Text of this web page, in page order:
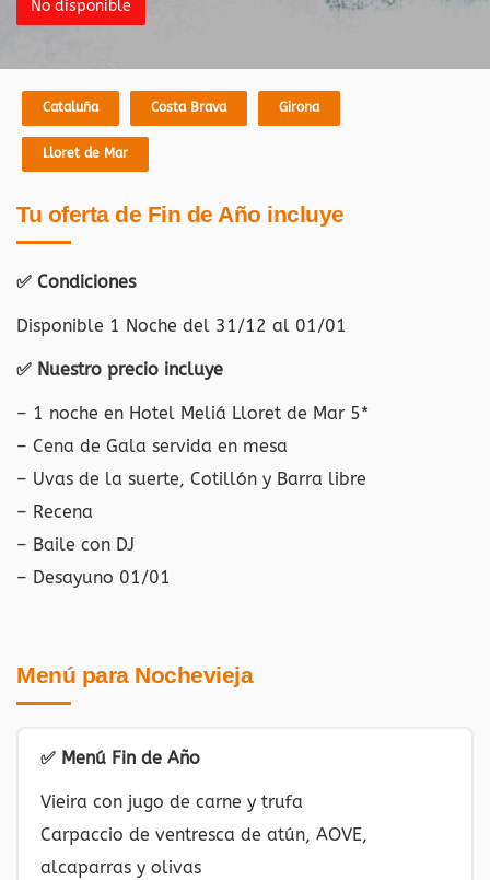
No disponible
Cataluña Costa Brava Girona
Lloret de Mar
Tu oferta de Fin de Año incluye
✅ Condiciones
Disponible 1 Noche del 31/12 al 01/01
✅ Nuestro precio incluye
– 1 noche en Hotel Meliá Lloret de Mar 5*
– Cena de Gala servida en mesa
– Uvas de la suerte, Cotillón y Barra libre
– Recena
– Baile con DJ
– Desayuno 01/01
Menú para Nochevieja
✅ Menú Fin de Año
Vieira con jugo de carne y trufa
Carpaccio de ventresca de atún, AOVE,
alcaparras y olivas